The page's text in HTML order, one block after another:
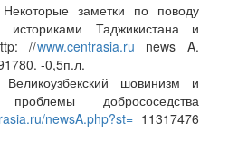
заметки по поводу
Таджикистана и
//www.centrasia.ru news A.
-0,5п.л.
шовинизм и
проблемы добрососедства
newsA.php?st= 11317476